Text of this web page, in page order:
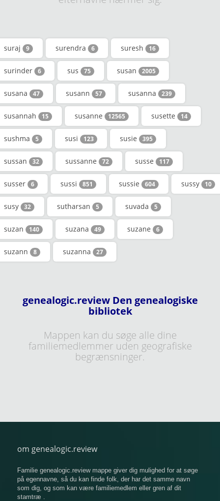
suraj 9 surendra 6 suresh 16
surinder 6 sus 75 susan 2005
susana 47 susann 57 susanna 239
susannah 15 susanne 12565 susette 14
sushma 5 susi 123 susie 395
sussan 32 sussanne 72 susse 117
susser 6 sussi 851 sussie 604 sussy 10
susy 32 sutharsan 5 suvada 5
suzan 140 suzana 49 suzane 6
suzann 8 suzanna 27
genealogic.review Den genealogiske
bibliotek
Mappen kan du søge alle dine
familiemedlemmer uden geografiske
begrænsninger.
om genealogic.review
Familie genealogic.review mappe giver dig mulighed for at søge
på egennavne, så du kan finde folk, der har det samme navn
som dig, og som kan være familiemedlem eller gren af ​​dit
stamtræ .